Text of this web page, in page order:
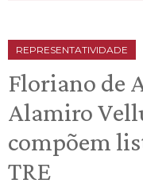
REPRESENTATIVIDADE
Floriano de
Alamiro
compõem
TRE